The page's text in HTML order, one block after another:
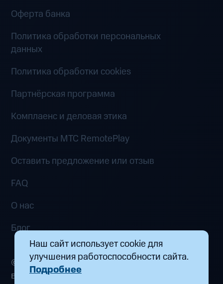
Наш сайт использует cookie для
улучшения работоспособности сайта.
Подробнее
Оферта банка
Политика обработки персональных
данных
Политика обработки cookies
Партнёрская программа
Комплаенс и деловая этика
Документы MTC RemotePlay
Оставить предложение или отзыв
FAQ
О нас
Блог
© 2026 ООО «Маркетплейс распределенных
вычислений». Все права защищены